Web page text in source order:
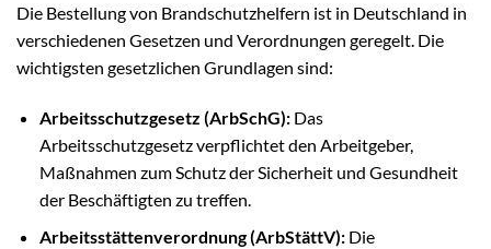
Die Bestellung von Brandschutzhelfern ist in Deutschland in
verschiedenen Gesetzen und Verordnungen geregelt. Die
wichtigsten gesetzlichen Grundlagen sind:
Arbeitsschutzgesetz (ArbSchG):Das
Arbeitsschutzgesetz verpflichtet den Arbeitgeber,
Maßnahmen zum Schutz der Sicherheit und Gesundheit
der Beschäftigten zu treffen.
Arbeitsstättenverordnung (ArbStättV):Die